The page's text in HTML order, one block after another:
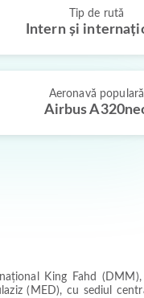
Tip de rută
Intern și
Aeronavă populară
Airbus
King Fahd (DMM),
(MED), cu sediul